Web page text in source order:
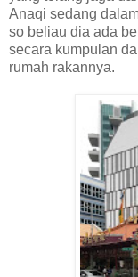
Anaqi sedang
so beliau dia ada
secara kumpulan
rumah rakannya.